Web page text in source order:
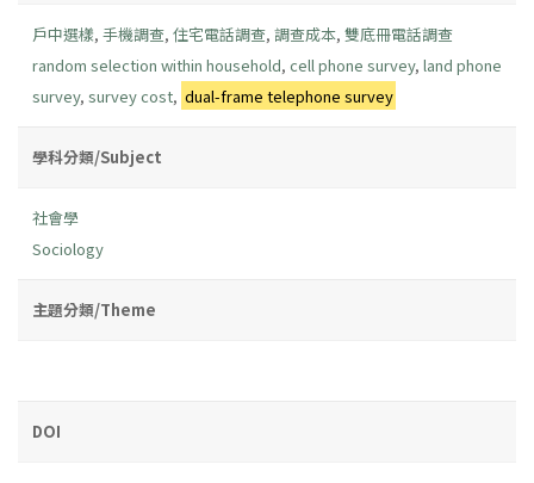
戶中選樣, 手機調查, 住宅電話調查, 調查成本, 雙底冊電話調查
random selection within household, cell phone survey, land phone
survey, survey cost, dual-frame telephone survey
學科分類/Subject
社會學
Sociology
主題分類/Theme
DOI